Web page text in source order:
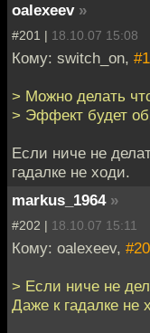
oalexeev »
#201 | 18.10.07 15:08
Кому: switch_on,
> Можно делать
> Эффект будет
Если ниче не
гадалке не ходи.
markus_1964 »
#202 | 18.10.07 15:11
Кому: oalexeev,
> Если ниче не
Даже к гадалке не